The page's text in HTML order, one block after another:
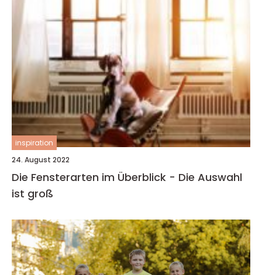
inspiration
24. August 2022
Die Fensterarten im Überblick - Die Auswahl
ist groß